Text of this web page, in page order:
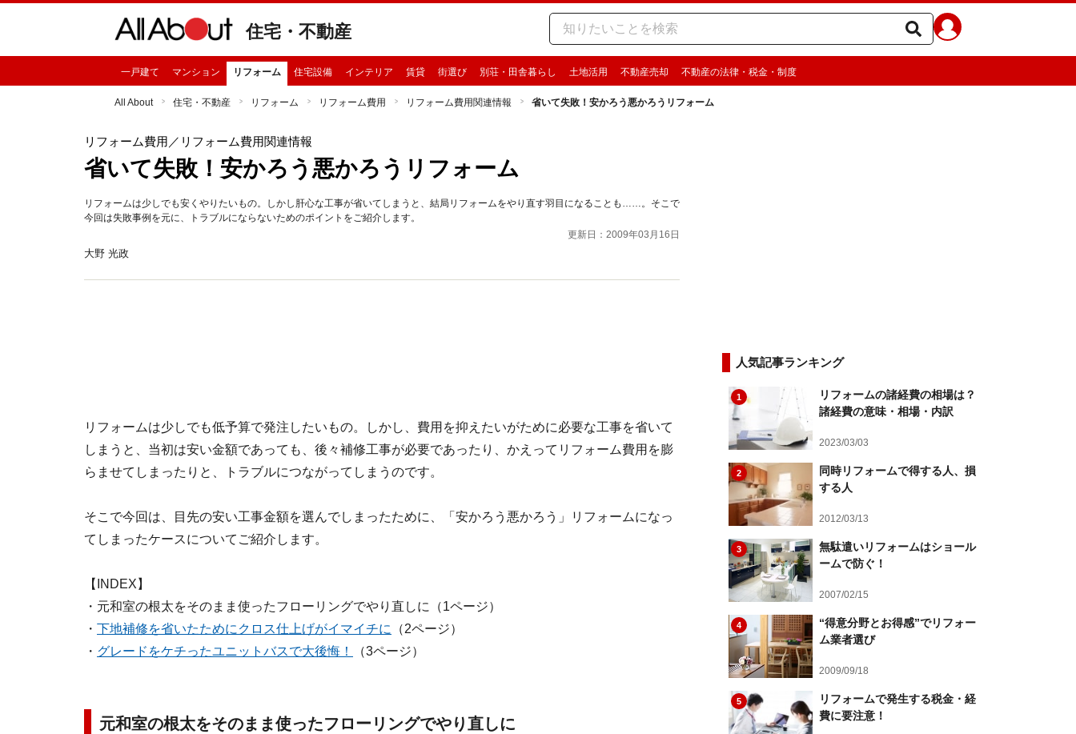
住宅・不動産
一戸建て マンション リフォーム 住宅設備 インテリア 賃貸 街選び 別荘・田舎暮らし 土地活用 不動産売却 不動産の法律・税金・制度
All About 住宅・不動産 リフォーム リフォーム費用 リフォーム費用関連情報 省いて失敗！安かろう悪かろうリフォーム
リフォーム費用 ／リフォーム費用関連情報
省いて失敗！安かろう悪かろうリフォーム
リフォームは少しでも安くやりたいもの。しかし肝心な工事が省いてしまうと、結局リフォームをやり直す羽目になることも……。そこで
今回は失敗事例を元に、トラブルにならないためのポイントをご紹介します。
更新日：2009年03月16日
大野 光政
リフォームは少しでも低予算で発注したいもの。しかし、費用を抑えたいがために必要な工事を省いて
しまうと、当初は安い金額であっても、後々補修工事が必要であったり、かえってリフォーム費用を膨
らませてしまったりと、トラブルにつながってしまうのです。
そこで今回は、目先の安い工事金額を選んでしまったために、「安かろう悪かろう」リフォームになっ
てしまったケースについてご紹介します。
【INDEX】
・元和室の根太をそのまま使ったフローリングでやり直しに（1ページ）
・ 下地補修を省いたためにクロス仕上げがイマイチに
（2ページ）
・ グレードをケチったユニットバスで大後悔！ （3ページ）
元和室の根太をそのまま使ったフローリングでやり直しに
人気記事ランキング
1
リフォームの諸経費の相場は？
諸経費の意味・相場・内訳
2023/03/03
2
同時リフォームで得する人、損
する人
2012/03/13
3
無駄遣いリフォームはショール
ームで防ぐ！
2007/02/15
4
“得意分野とお得感”でリフォー
ム業者選び
2009/09/18
5
リフォームで発生する税金・経
費に要注意！